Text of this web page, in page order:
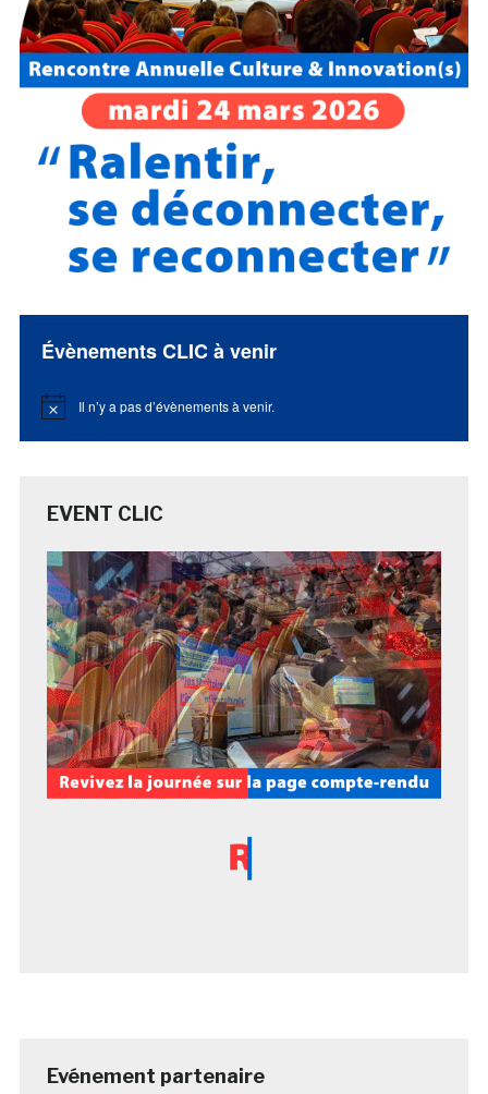
Évènements CLIC à venir
Notice Il n’y a pas d’évènements à venir.
EVENT CLIC
Evénement partenaire